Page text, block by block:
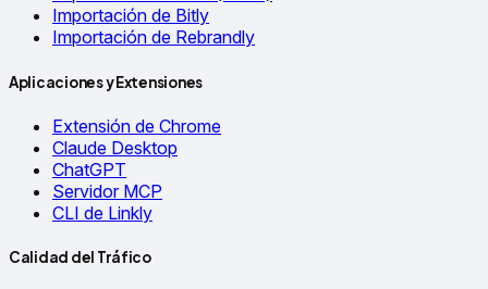
Importación de Bitly
Importación de Rebrandly
Aplicaciones y Extensiones
Extensión de Chrome
Claude Desktop
ChatGPT
Servidor MCP
CLI de Linkly
Calidad del Tráfico